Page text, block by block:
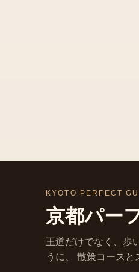
KYOTO PERFECT
京都パー
王道だけでなく、歩
うに、 散策コースと